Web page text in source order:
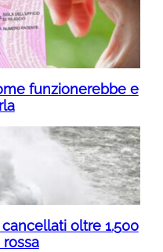
funzionerebbe e
oltre 1.500